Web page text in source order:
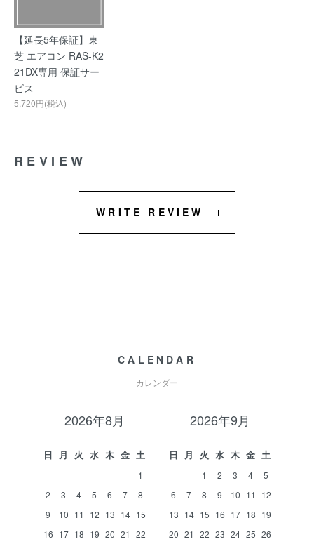
【延長5年保証】東
芝 エアコン RAS-K2
21DX専用 保証サー
ビス
5,720円(税込)
REVIEW
WRITE REVIEW
CALENDAR
カレンダー
2026年8月
日 月 火 水 木 金 土
1
2
3 4 5 6 7
8
9
10 11 12 13 14 15
16 17 18 19 20 21 22
2026年9月
日 月 火 水 木 金 土
1 2 3 4
5
6
7 8 9 10 11
12
13 14 15 16 17 18 19
20 21 22 23 24 25 26